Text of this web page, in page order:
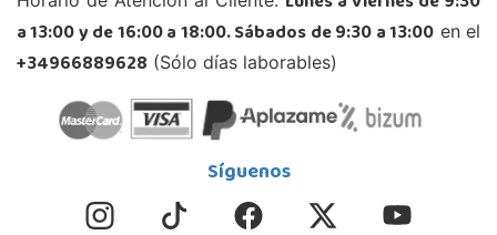
03296, Elche
677615003
Localizar Tienda
Juguetilandia Finestrat
Rafael Alberti nº 4
a 13:00 y de 16:00 a 18:00. Sábados de 9:30 a 13:00 en el
+34966889628 (Sólo días laborables)
Síguenos